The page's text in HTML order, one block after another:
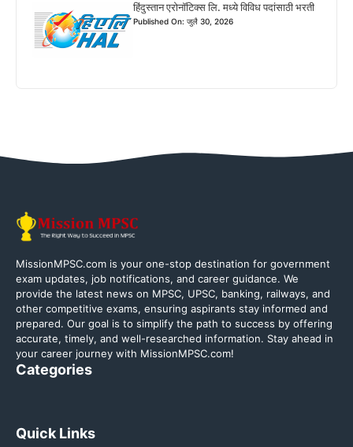
हिंदुस्तान एरोनॉटिक्स लि. मध्ये विविध पदांसाठी भरती
Published On: जुलै 30, 2026
MissionMPSC.com is your one-stop destination for government
exam updates, job notifications, and career guidance. We
provide the latest news on MPSC, UPSC, banking, railways, and
other competitive exams, ensuring aspirants stay informed and
prepared. Our goal is to simplify the path to success by offering
accurate, timely, and well-researched information. Stay ahead in
your career journey with MissionMPSC.com!
Categories
Quick Links